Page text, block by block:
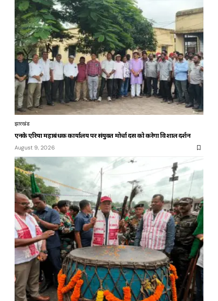
झारखंड
एनके एरिया महाप्रबंधक कार्यालय पर संयुक्त मोर्चा दस को करेगा विशाल प्रदर्शन
August 9, 2026